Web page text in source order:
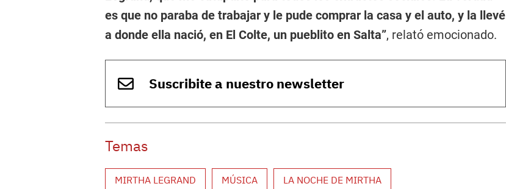
es que no paraba de trabajar y le pude comprar la casa y el auto, y la llevé
a donde ella nació, en El Colte, un pueblito en Salta”, relató emocionado.
Suscribite a nuestro newsletter
Temas
MIRTHA LEGRAND MÚSICA LA NOCHE DE MIRTHA